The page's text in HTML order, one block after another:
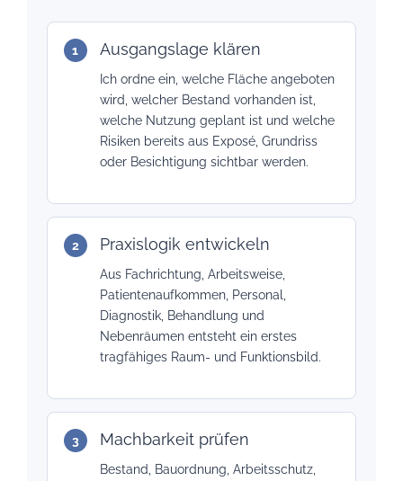
Ausgangslage klären
Ich ordne ein, welche Fläche angeboten
wird, welcher Bestand vorhanden ist,
welche Nutzung geplant ist und welche
Risiken bereits aus Exposé, Grundriss
oder Besichtigung sichtbar werden.
Praxislogik entwickeln
Aus Fachrichtung, Arbeitsweise,
Patientenaufkommen, Personal,
Diagnostik, Behandlung und
Nebenräumen entsteht ein erstes
tragfähiges Raum- und Funktionsbild.
Machbarkeit prüfen
Bestand, Bauordnung, Arbeitsschutz,